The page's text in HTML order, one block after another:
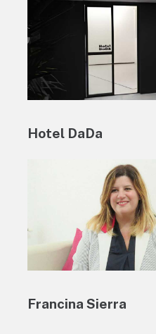
Hotel DaDa
Francina Sierra